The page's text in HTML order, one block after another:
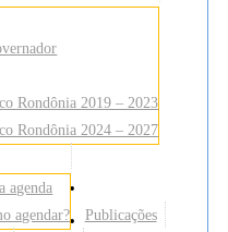
Rondônia 2019 – 2023
Rondônia 2024 – 2027
agenda
agendar?
Publicações